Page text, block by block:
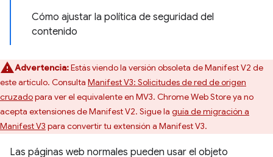
Cómo ajustar la política de seguridad del
contenido
Advertencia:Estás viendo la versión obsoleta de Manifest V2 de
este artículo. Consulta Manifest V3: Solicitudes de red de origen
cruzadopara ver el equivalente en MV3. Chrome Web Store ya no
acepta extensiones de Manifest V2. Sigue la guía de migración a
Manifest V3 para convertir tu extensión a Manifest V3.
Las páginas web normales pueden usar el objeto